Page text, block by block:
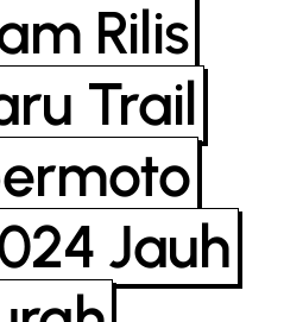
Rilis
Trail
Jauh